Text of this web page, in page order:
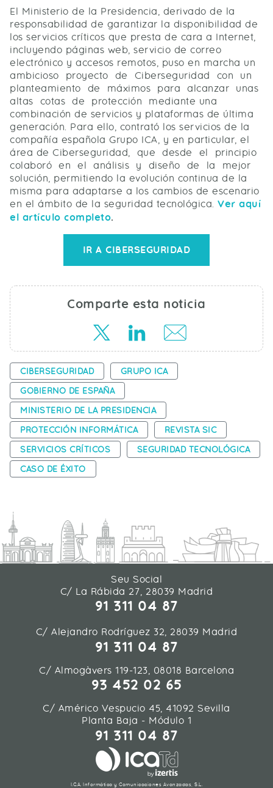
El Ministerio de la Presidencia, derivado de la
responsabilidad de garantizar la disponibilidad de
los servicios críticos que presta de cara a Internet,
incluyendo páginas web, servicio de correo
electrónico y accesos remotos, puso en marcha un
ambicioso proyecto de Ciberseguridad con un
planteamiento de máximos para alcanzar unas
altas cotas de protección mediante una
combinación de servicios y plataformas de última
generación. Para ello, contrató los servicios de la
compañía española Grupo ICA, y en particular, el
área de Ciberseguridad, que desde el principio
colaboró en el análisis y diseño de la mejor
solución, permitiendo la evolución continua de la
misma para adaptarse a los cambios de escenario
en el ámbito de la seguridad tecnológica. Ver aquí
el artículo completo.
IR A CIBERSEGURIDAD
Comparte esta noticia
CIBERSEGURIDAD
GRUPO ICA
GOBIERNO DE ESPAÑA
MINISTERIO DE LA PRESIDENCIA
PROTECCIÓN INFORMÁTICA
REVISTA SIC
SERVICIOS CRÍTICOS
SEGURIDAD TECNOLÓGICA
CASO DE ÉXITO
Seu Social
C/ La Rábida 27, 28039 Madrid
91 311 04 87
C/ Alejandro Rodríguez 32, 28039 Madrid
91 311 04 87
C/ Almogàvers 119-123, 08018 Barcelona
93 452 02 65
C/ Américo Vespucio 45, 41092 Sevilla
Planta Baja - Módulo 1
91 311 04 87
I.C.A. Informática y Comunicaciones Avanzadas, S.L.